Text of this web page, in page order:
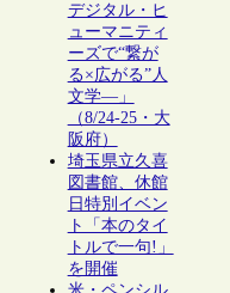
デジタル・ヒ
ューマニティ
ーズで“繋が
る×広がる”人
文学―」
（8/24-25・大
阪府）
埼玉県立久喜
図書館、休館
日特別イベン
ト「本のタイ
トルで一句!」
を開催